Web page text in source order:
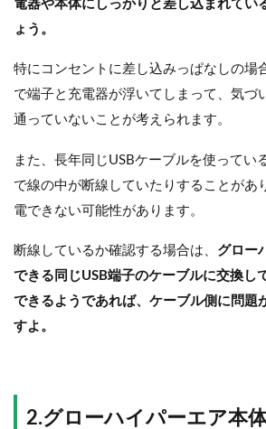
電器や本体にしっかりと差し込まれてい
ょう。
特にコンセントに差し込みっぱなしの場
で端子と充電器が浮いてしまって、気づ
通っていないことが考えられます。
また、長年同じUSBケーブルを使ってい
で線の中が断線していたりすることがあ
電できない可能性があります。
断線しているか確認する場合は、 グロー
できる同じUSB端子のケーブルに交換し
できるようであれば、ケーブル側に問題
すよ。
2.グローハイパーエア本